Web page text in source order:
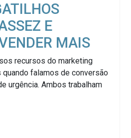
E
MAIS
recursos do marketing
falamos de conversão
urgência. Ambos trabalham